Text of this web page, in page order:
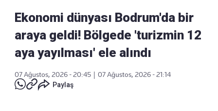
Ekonomi dünyası Bodrum'da bir
araya geldi! Bölgede 'turizmin 12
aya yayılması' ele alındı
07 Ağustos, 2026 - 20:45
07 Ağustos, 2026 - 21:14
Paylaş